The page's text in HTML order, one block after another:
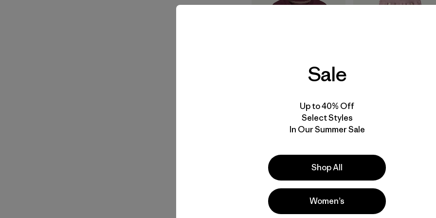
Baby Long-Sleeved
Graphic T-Shirt
Best Seller New
Sale
Up to 40% Off
Select Styles
In Our Summer Sale
Shop All
Women’s